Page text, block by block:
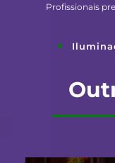
Profissionais